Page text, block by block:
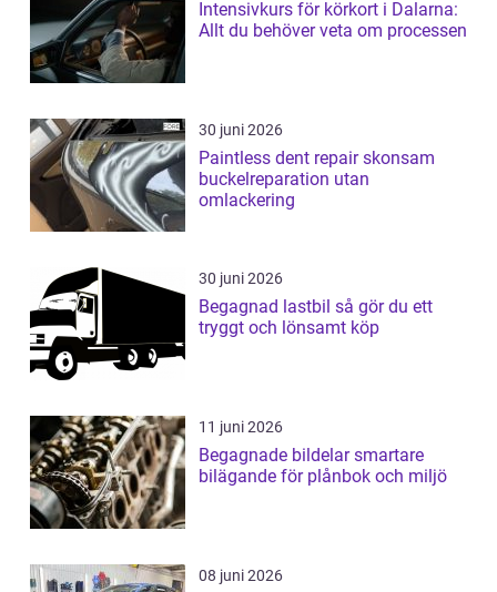
Intensivkurs för körkort i Dalarna:
Allt du behöver veta om processen
30 juni 2026
Paintless dent repair skonsam
buckelreparation utan
omlackering
30 juni 2026
Begagnad lastbil så gör du ett
tryggt och lönsamt köp
11 juni 2026
Begagnade bildelar smartare
bilägande för plånbok och miljö
08 juni 2026